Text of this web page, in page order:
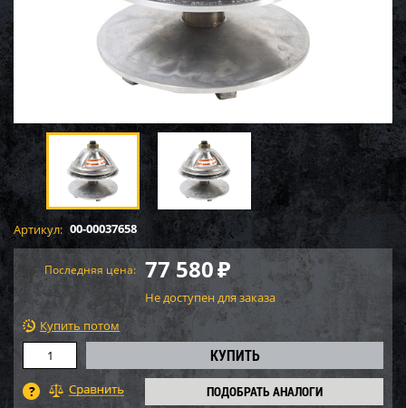
Артикул: 00-00037658
Последняя цена: 77 580₽
Не доступен для заказа
Купить потом
ПОДОБРАТЬ АНАЛОГИ